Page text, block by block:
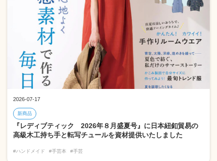
2026-07-17
新商品
『レディブティック 2026年８月盛夏号』に日本紐釦貿易の
高級木工持ち手と転写チュールを資材提供いたしました
#ハンドメイド #手芸本 #手芸